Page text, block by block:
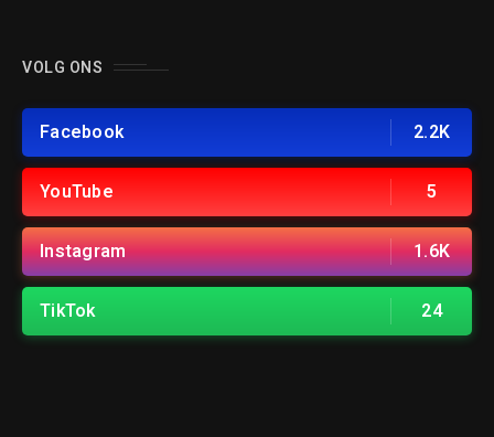
VOLG ONS
Facebook 2.2K
YouTube 5
Instagram 1.6K
TikTok 24